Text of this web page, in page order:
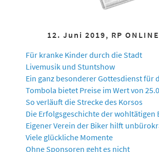
12. Juni 2019, RP
Für kranke Kinder durch die Stadt
Livemusik und Stuntshow
Ein ganz besonderer Gottesdienst für
Tombola bietet Preise im Wert von
So verläuft die Strecke des Korsos
Die Erfolgsgeschichte der wohltätigen
Eigener Verein der Biker hilft
Viele glückliche Momente
Ohne Sponsoren geht es nicht